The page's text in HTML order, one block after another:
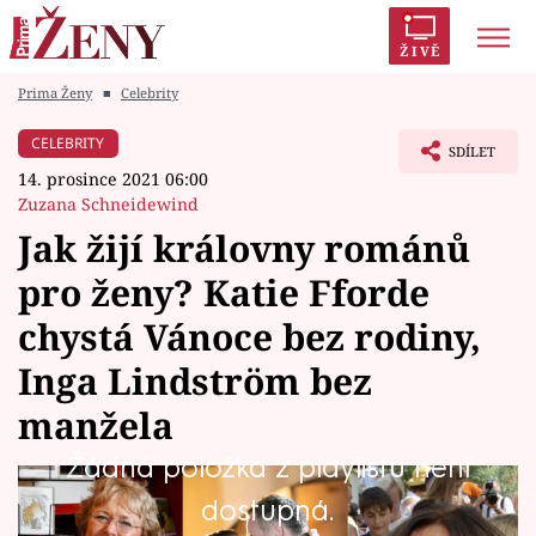
ŽIVĚ
Módní alarm
Témata
Celebrity
Vztahy
Seriály
Prima Ženy ■ Celebrity
CELEBRITY
14. prosince 2021 06:00
Zuzana Schneidewind
SDÍLET
Jak žijí královny románů
pro ženy? Katie Fforde
chystá Vánoce bez rodiny,
Inga Lindström bez
manžela
Žádná položka z playlistu není
dostupná.
Katie Fforde, Inga Lindström, Emilie Richards.